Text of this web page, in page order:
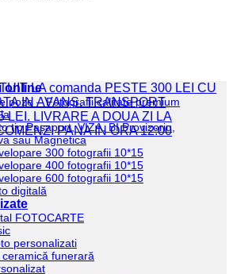
online
poze – Fotografii calitate premium
tip Pașaport, VIZA, BI Provizoriu,
sau Magnetica
300 fotografii 10*15
400 fotografii 10*15
600 fotografii 10*15
digitală
FOTOCARTE
personalizati
funerară
LA comanda PESTE 300 LEI CU
IN AVANS. TRANSPORT
LEI. LIVRARE A DOUA ZI LA
PANA IN ORA 12:00